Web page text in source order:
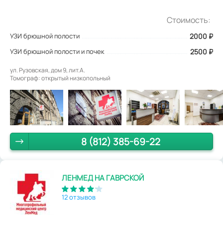
Стоимость:
УЗИ брюшной полости 2000 ₽
УЗИ брюшной полости и почек 2500 ₽
ул. Рузовская, дом 9, лит.А.
Томограф: открытый низкопольный
8 (812) 385-69-22
ЛЕНМЕД НА ГАВРСКОЙ
12 отзывов